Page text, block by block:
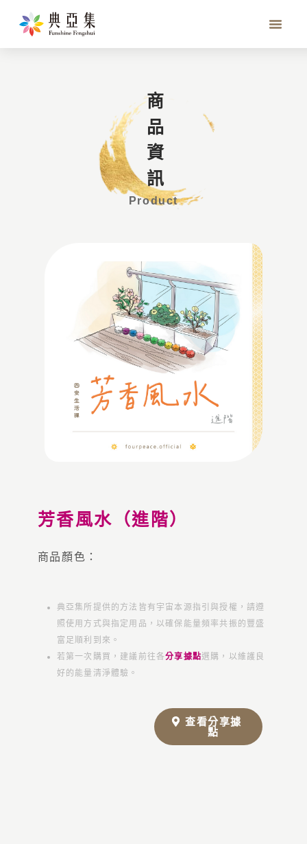
芳香風水（進階）
商品資訊
Product
芳香風水（進階）
商品顏色：
典亞集所提供的方法皆有宇宙本源指引與授權，請遵
照使用方式與指定用品，以確保能量頻率共振的豐盛
富足順利到來。
若第一次購買，建議前往各分享據點選購，以維護良
好的能量清淨體驗。
查看分享據
點